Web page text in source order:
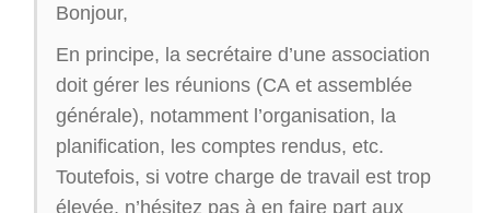
Bonjour,
En principe, la secrétaire d’une association
doit gérer les réunions (CA et assemblée
générale), notamment l’organisation, la
planification, les comptes rendus, etc.
Toutefois, si votre charge de travail est trop
élevée, n’hésitez pas à en faire part aux